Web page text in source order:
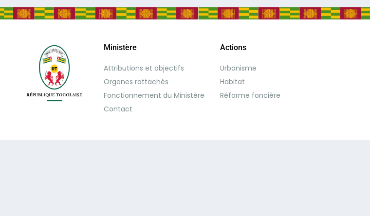
Ministère
Attributions et objectifs
Organes rattachés
Fonctionnement du Ministère
Contact
Actions
Urbanisme
Habitat
Réforme foncière